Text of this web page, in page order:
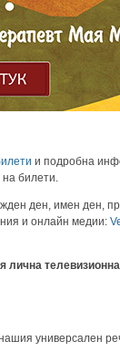
и подробна
на билети.
ден, имен ден,
и онлайн медии:
лична
универсален